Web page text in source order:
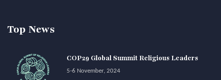
Top News
COP29 Global Summit Religious Leaders
5-6 November, 2024